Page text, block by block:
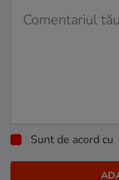
Sunt de acord cu